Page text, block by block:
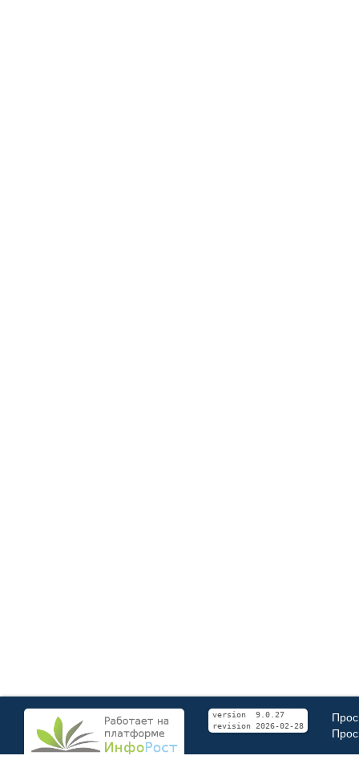
version 9.0.27
revision 2026-02-28